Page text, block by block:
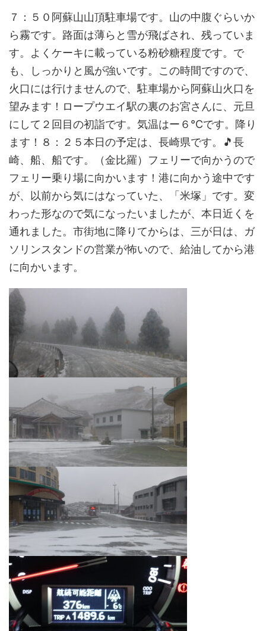
７：５０阿蘇山山頂駐車場です。山の中腹ぐらいか
ら霧です。路面は薄らと雪が飛ばされ、残っていま
す。よくケーキに載っている粉砂糖程度です。で
も、しっかりと風が強いです。この時間ですので、
火口には行けませんので、駐車場から阿蘇山火口を
望みます！ロープウエイ駅の裏のお宮さんに、元旦
にして２回目の初詣です。気温はー６℃です。降り
ます！８：２５本日の予定は、長崎県です。🎵長
崎、船、船です。（金比羅）フェリーで向かうので
フェリー乗り場に向かいます！港に向かう途中です
が、以前から気にはなっていた、「米塚」です。変
わった形なので気になったいましたが、本日近くを
通れました。市街地に降りてからは、三が日は、ガ
ソリンスタンドの営業が怖いので、給油してから港
に向かいます。